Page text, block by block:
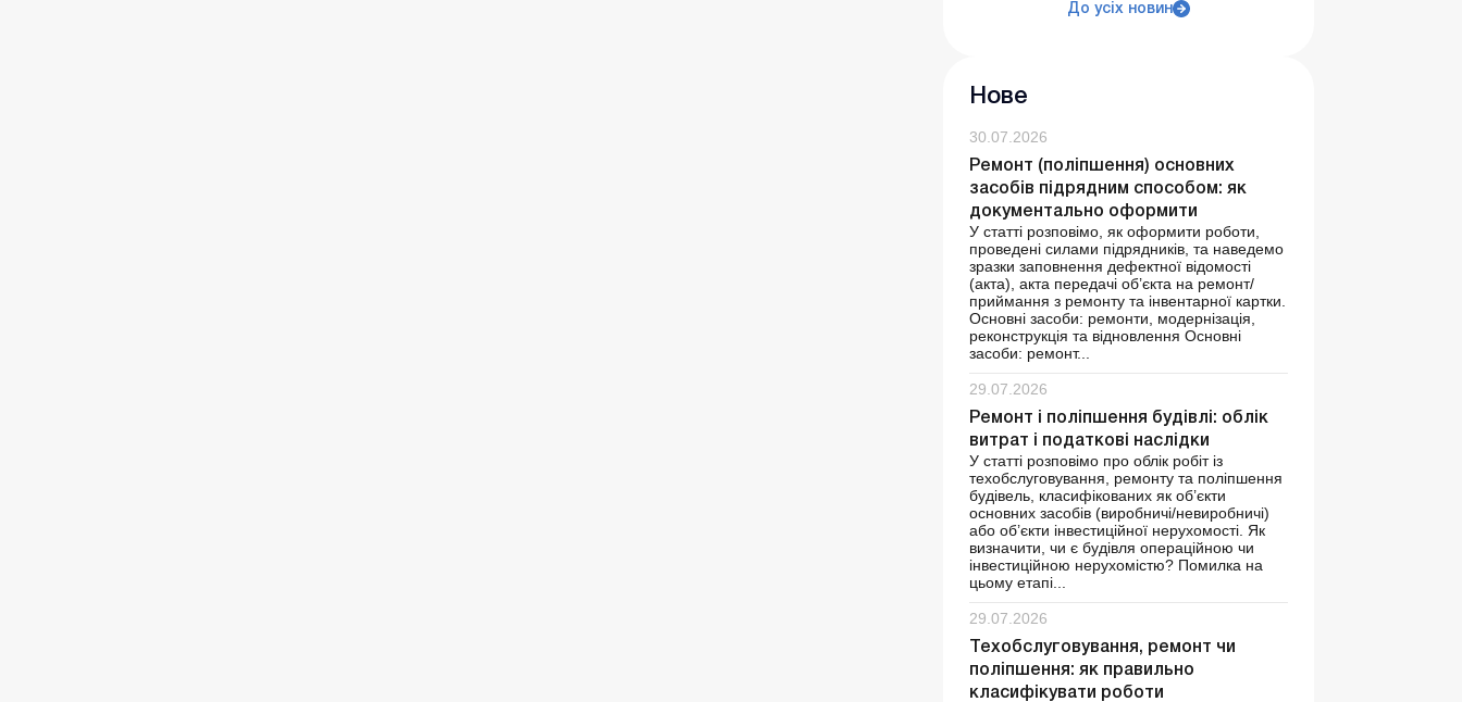
До усіх новин
Нове
30.07.2026
Ремонт (поліпшення) основних
засобів підрядним способом: як
документально оформити
У статті розповімо, як оформити роботи,
проведені силами підрядників, та наведемо
зразки заповнення дефектної відомості
(акта), акта передачі об’єкта на ремонт/
приймання з ремонту та інвентарної картки.
Основні засоби: ремонти, модернізація,
реконструкція та відновлення Основні
засоби: ремонт...
29.07.2026
Ремонт і поліпшення будівлі: облік
витрат і податкові наслідки
У статті розповімо про облік робіт із
техобслуговування, ремонту та поліпшення
будівель, класифікованих як об’єкти
основних засобів (виробничі/невиробничі)
або об’єкти інвестиційної нерухомості. Як
визначити, чи є будівля операційною чи
інвестиційною нерухомістю? Помилка на
цьому етапі...
29.07.2026
Техобслуговування, ремонт чи
поліпшення: як правильно
класифікувати роботи